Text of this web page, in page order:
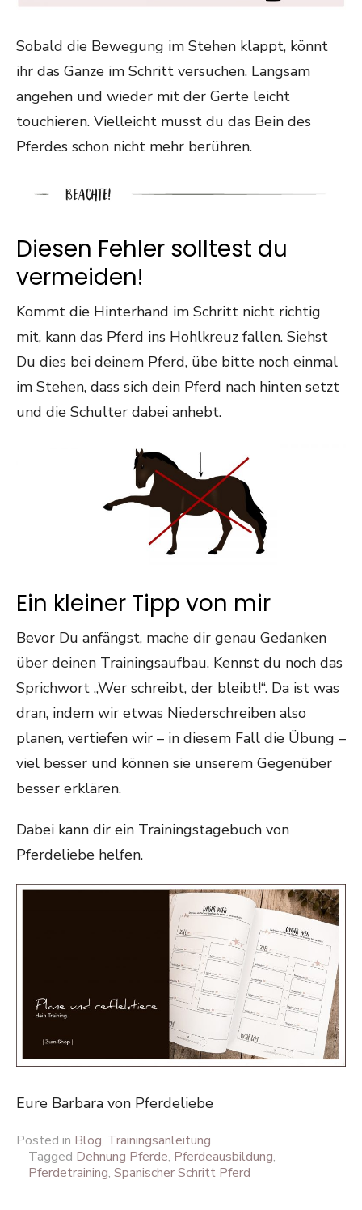
Sobald die Bewegung im Stehen klappt, könnt
ihr das Ganze im Schritt versuchen. Langsam
angehen und wieder mit der Gerte leicht
touchieren. Vielleicht musst du das Bein des
Pferdes schon nicht mehr berühren.
Diesen Fehler solltest du
vermeiden!
Kommt die Hinterhand im Schritt nicht richtig
mit, kann das Pferd ins Hohlkreuz fallen. Siehst
Du dies bei deinem Pferd, übe bitte noch einmal
im Stehen, dass sich dein Pferd nach hinten setzt
und die Schulter dabei anhebt.
Ein kleiner Tipp von mir
Bevor Du anfängst, mache dir genau Gedanken
über deinen Trainingsaufbau. Kennst du noch das
Sprichwort „Wer schreibt, der bleibt!“. Da ist was
dran, indem wir etwas Niederschreiben also
planen, vertiefen wir – in diesem Fall die Übung –
viel besser und können sie unserem Gegenüber
besser erklären.
Dabei kann dir ein Trainingstagebuch von
Pferdeliebe helfen.
Eure Barbara von Pferdeliebe
Posted in Blog, Trainingsanleitung
Tagged Dehnung Pferde, Pferdeausbildung,
Pferdetraining, Spanischer Schritt Pferd